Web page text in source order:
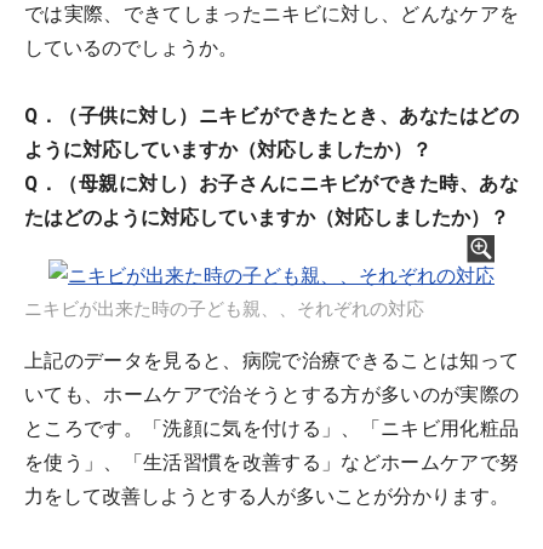
では実際、できてしまったニキビに対し、どんなケアを
しているのでしょうか。
Q．（子供に対し）ニキビができたとき、あなたはどの
ように対応していますか（対応しましたか）？
Q．（母親に対し）お子さんにニキビができた時、あな
たはどのように対応していますか（対応しましたか）？
ニキビが出来た時の子ども親、、それぞれの対応
上記のデータを見ると、病院で治療できることは知って
いても、ホームケアで治そうとする方が多いのが実際の
ところです。「洗顔に気を付ける」、「ニキビ用化粧品
を使う」、「生活習慣を改善する」などホームケアで努
力をして改善しようとする人が多いことが分かります。